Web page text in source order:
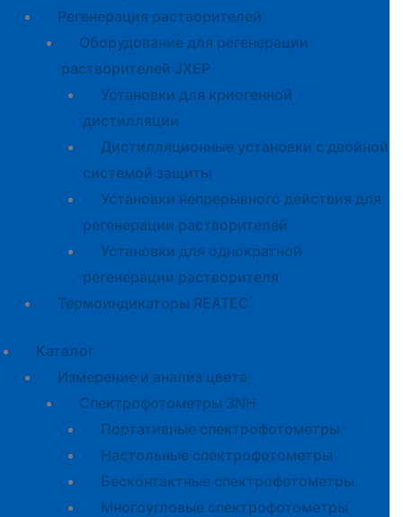
Регенерация растворителей
Оборудование для регенерации
растворителей JXEP
Установки для криогенной
дистилляции
Дистилляционные установки с двойной
системой защиты
Установки непрерывного действия для
регенерации растворителей
Установки для однократной
регенерации растворителя
Термоиндикаторы REATEC
Каталог
Измерение и анализ цвета
Спектрофотометры 3NH
Портативные спектрофотометры
Настольные спектрофотометры
Бесконтактные спектрофотометры
Многоугловые спектрофотометры